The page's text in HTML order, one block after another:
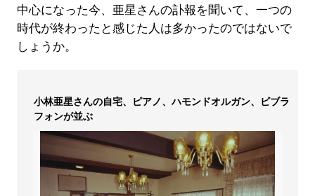
中心になった今、亜星さんの訃報を聞いて、一つの
時代が終わったと感じた人は多かったのではないで
しょうか。
小林亜星さんの自宅、ピアノ、ハモンドオルガン、ビブラ
フォンが並ぶ